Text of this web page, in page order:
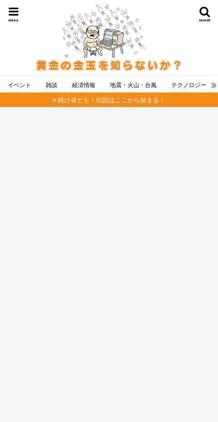
search
menu
イベント 雑談 経済情報 地震・火山・台風 テクノロジー
続け者ども！伝説はここから始まる！